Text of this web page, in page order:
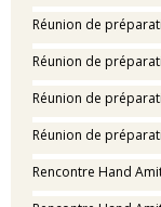
Réunion de
Réunion de
Réunion de
Réunion de
Rencontre Hand